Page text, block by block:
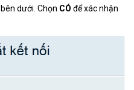
dưới. Chọn CÓ để xác nhận